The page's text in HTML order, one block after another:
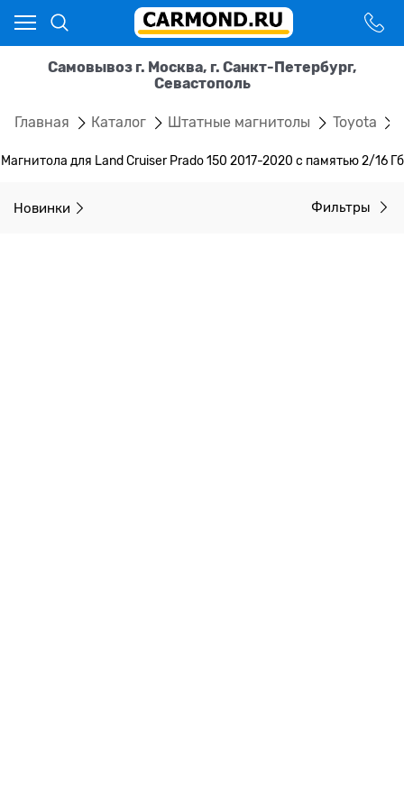
Самовывоз г. Москва, г. Санкт-Петербург,
Севастополь
Главная Каталог Штатные магнитолы Toyota
Магнитола для Land Cruiser Prado 150 2017-2020 с памятью 2/16 Гб
Новинки Фильтры